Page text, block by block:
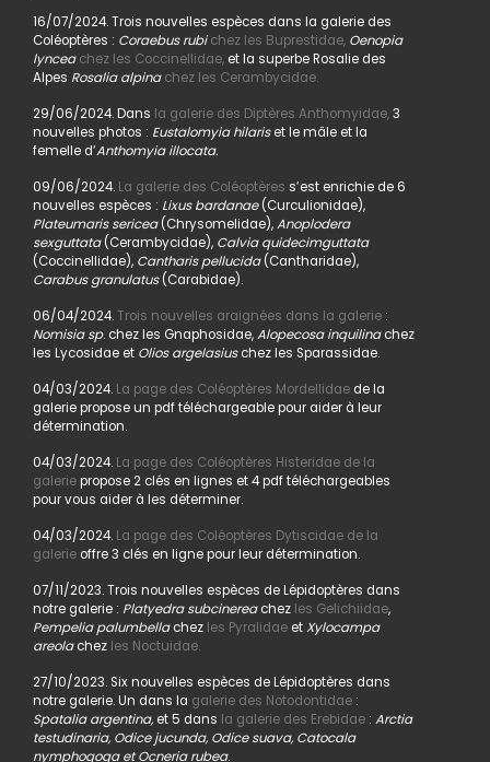
16/07/2024. Trois nouvelles espèces dans la galerie des
Coléoptères : Coraebus rubi chez les Buprestidae, Oenopia
lyncea chez les Coccinellidae,et la superbe Rosalie des
Alpes Rosalia alpina chez les Cerambycidae.
29/06/2024. Dans la galerie des Diptères Anthomyidae,3
nouvelles photos : Eustalomyia hilariset le mâle et la
femelle d’Anthomyia illocata.
09/06/2024.La galerie des Coléoptères s’est enrichie de 6
nouvelles espèces : Lixus bardanae(Curculionidae),
Plateumaris sericea(Chrysomelidae),Anoplodera
sexguttata(Cerambycidae), Calvia quidecimguttata
(Coccinellidae), Cantharis pellucida(Cantharidae),
Carabus granulatus(Carabidae).
06/04/2024.Trois nouvelles araignées dans la galerie:
Nomisia sp. chez les Gnaphosidae,Alopecosa inquilinachez
les Lycosidae et Olios argelasiuschez les Sparassidae.
04/03/2024. La page des Coléoptères Mordellidaede la
galerie propose un pdf téléchargeable pour aider à leur
détermination.
04/03/2024. La page des Coléoptères Histeridae de la
galeriepropose 2 clés en lignes et 4 pdf téléchargeables
pour vous aider à les déterminer.
04/03/2024. La page des Coléoptères Dytiscidae de la
galerieoffre 3 clés en ligne pour leur détermination.
07/11/2023. Trois nouvelles espèces de Lépidoptères dans
notre galerie : Platyedra subcinereachez les Gelichiidae,
Pempelia palumbellachez les PyralidaeetXylocampa
areolachez les Noctuidae.
27/10/2023. Six nouvelles espèces de Lépidoptères dans
notre galerie. Un dans la galerie des Notodontidae:
Spatalia argentina, et 5 dans la galerie des Erebidae: Arctia
testudinaria, Odice jucunda, Odice suava, Catocala
nymphogoga et Ocneria rubea.